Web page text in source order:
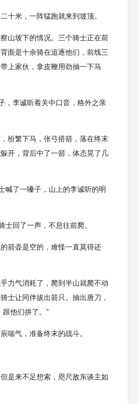
十米，一阵猛跑就来到坡顶。
山坡下的情况。三个骑士正在前
面是十余骑在追逐他们，前线三
上家伙，拿皮鞭用劲抽一下马
，李诚听着关中口音，格外之亲
纷繁下马，张弓搭箭，落在终末
开，背后中了一箭，体态晃了几
喊了一嗓子，山上的李诚听的明
士回了一声，不息往前爬。
箭壶是空的，难怪一直莫得还
力气消耗了，爬到半山就爬不动
士让同伴拔出箭只。抽出唐刀，
跟他们拼了。”
喘气，准备终末的战斗。
是来不足想索，咫尺敌东谈主如